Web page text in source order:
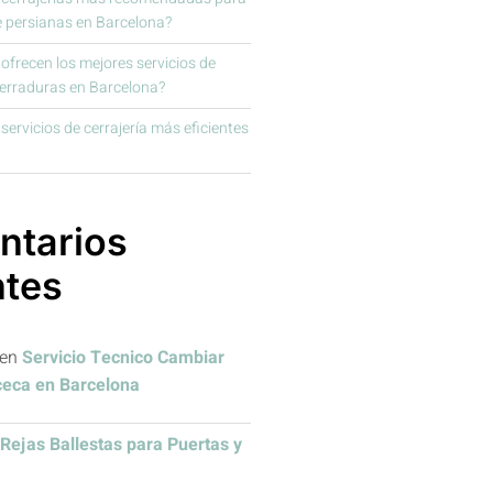
en Barcelona?
los mejores servicios de
en Barcelona?
de cerrajería más eficientes
Servicio Tecnico Cambiar
en Barcelona
Rejas Ballestas para Puertas y